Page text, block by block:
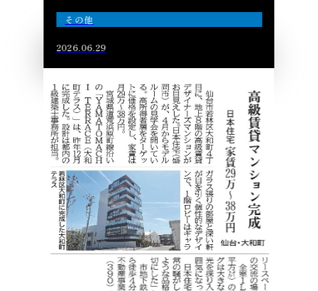
その他
2026.06.29